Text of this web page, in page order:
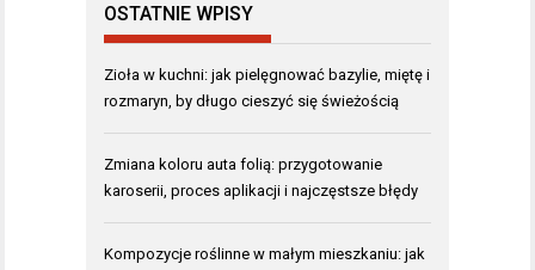
OSTATNIE WPISY
Zioła w kuchni: jak pielęgnować bazylie, miętę i
rozmaryn, by długo cieszyć się świeżością
Zmiana koloru auta folią: przygotowanie
karoserii, proces aplikacji i najczęstsze błędy
Kompozycje roślinne w małym mieszkaniu: jak